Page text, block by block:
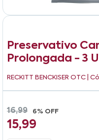
Preservativo
Prolongada - 3
RECKITT BENCKISER OTC |
16,99 6% OFF
15,99